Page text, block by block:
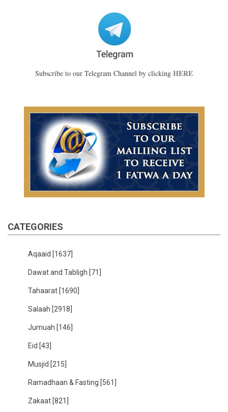
Subscribe to our Telegram Channel by clicking HERE
CATEGORIES
Aqaaid [1637]
Dawat and Tabligh [71]
Tahaarat [1690]
Salaah [2918]
Jumuah [146]
Eid [43]
Musjid [215]
Ramadhaan & Fasting [561]
Zakaat [821]